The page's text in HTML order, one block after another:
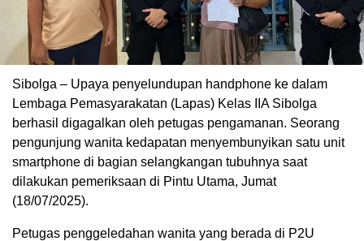
Sibolga – Upaya penyelundupan handphone ke dalam
Lembaga Pemasyarakatan (Lapas) Kelas IIA Sibolga
berhasil digagalkan oleh petugas pengamanan. Seorang
pengunjung wanita kedapatan menyembunyikan satu unit
smartphone di bagian selangkangan tubuhnya saat
dilakukan pemeriksaan di Pintu Utama, Jumat
(18/07/2025).
Petugas penggeledahan wanita yang berada di P2U